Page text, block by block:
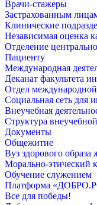
Врачи-стажеры
Застрахованным
Клинические
Независимая оценка
Отделение
Пациенту
Международная
Деканат факультета
Отдел международной
Социальная сеть для
Внеучебная
Структура
Документы
Общежитие
Вуз здорового образа
Морально-этический
Обучение служением
Платформа
Все для победы!